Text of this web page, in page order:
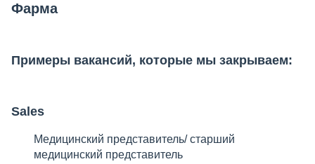
Фарма
Примеры вакансий, которые мы закрываем:
Sales
Медицинский представитель/ старший
медицинский представитель​